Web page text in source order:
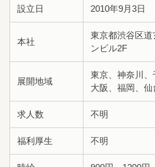
設立日 2010年9月3日
本社
東京都渋谷区道
ンビル2F
展開地域
東京、神奈川、
大阪、福岡、仙
求人数 不明
福利厚生 不明